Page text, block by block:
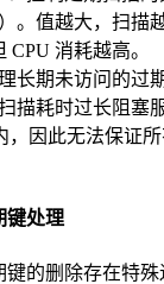
。值越大，扫描
CPU 消耗越高。
长期未访问的过
描耗时过长阻塞
，因此无法保证
键处理
的删除存在特殊